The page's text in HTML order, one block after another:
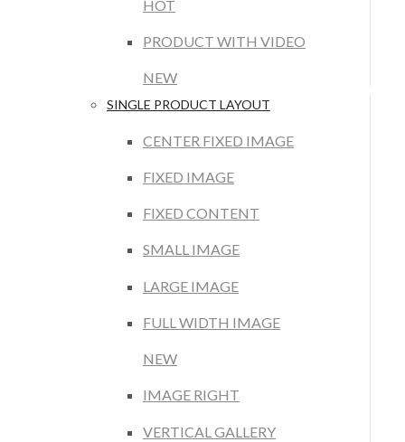
HOT
PRODUCT WITH VIDEO
NEW
SINGLE PRODUCT LAYOUT
CENTER FIXED IMAGE
FIXED IMAGE
FIXED CONTENT
SMALL IMAGE
LARGE IMAGE
FULL WIDTH IMAGE
NEW
IMAGE RIGHT
VERTICAL GALLERY